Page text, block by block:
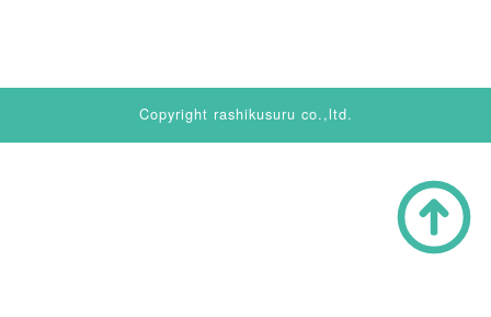
Copyright rashikusuru co.,ltd.